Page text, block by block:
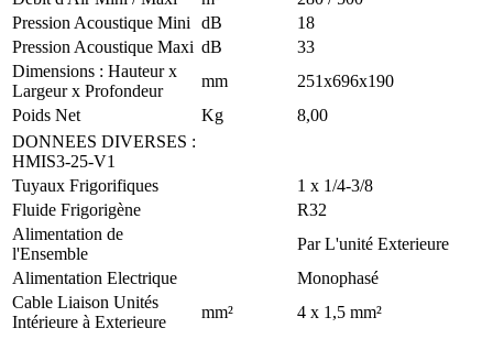
Pression Acoustique Mini
dB
18
Pression Acoustique Maxi dB
33
Dimensions : Hauteur x
Largeur x Profondeur
mm
251x696x190
Poids Net
Kg
8,00
DONNEES DIVERSES :
HMIS3-25-V1
Tuyaux Frigorifiques
1 x 1/4-3/8
Fluide Frigorigène
R32
Alimentation de
l'Ensemble
Par L'unité Exterieure
Alimentation Electrique
Monophasé
Cable Liaison Unités
Intérieure à Exterieure
mm² 4 x 1,5 mm²